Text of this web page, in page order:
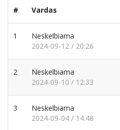
# Vardas
1
Neskelbiama
2024-09-12 / 20:26
2
Neskelbiama
2024-09-10 / 12:33
3
Neskelbiama
2024-09-04 / 14:48